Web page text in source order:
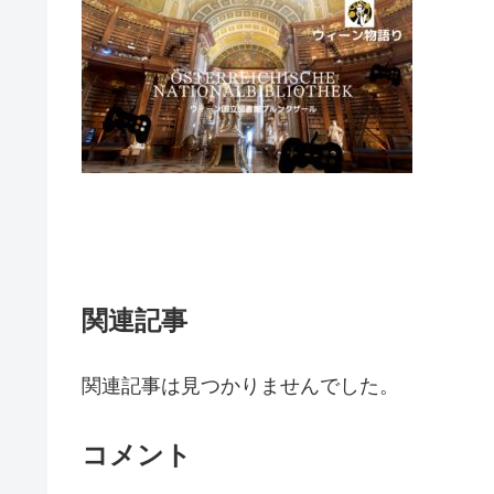
関連記事
関連記事は見つかりませんでした。
コメント